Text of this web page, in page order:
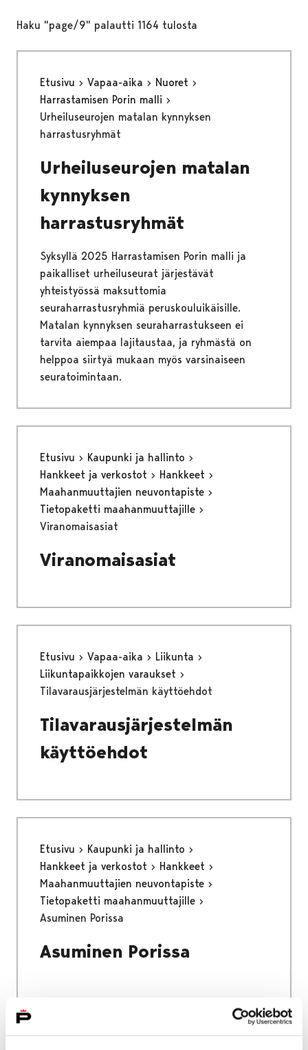
Haku "page/9" palautti 1164 tulosta
Etusivu Vapaa-aika
Nuoret
Harrastamisen Porin malli
Urheiluseurojen matalan kynnyksen
harrastusryhmät
Urheiluseurojen matalan
kynnyksen
harrastusryhmät
Syksyllä 2025 Harrastamisen Porin malli ja
paikalliset urheiluseurat järjestävät
yhteistyössä maksuttomia
seuraharrastusryhmiä peruskouluikäisille.
Matalan kynnyksen seuraharrastukseen ei
tarvita aiempaa lajitaustaa, ja ryhmästä on
helppoa siirtyä mukaan myös varsinaiseen
seuratoimintaan.
Etusivu
Kaupunki ja hallinto
Hankkeet ja verkostot
Hankkeet
Maahanmuuttajien neuvontapiste
Tietopaketti maahanmuuttajille
Viranomaisasiat
Viranomaisasiat
Etusivu Vapaa-aika
Liikunta
Liikuntapaikkojen varaukset
Tilavarausjärjestelmän käyttöehdot
Tilavarausjärjestelmän
käyttöehdot
Etusivu
Kaupunki ja hallinto
Hankkeet ja verkostot
Hankkeet
Maahanmuuttajien neuvontapiste
Tietopaketti maahanmuuttajille
Asuminen Porissa
Asuminen Porissa